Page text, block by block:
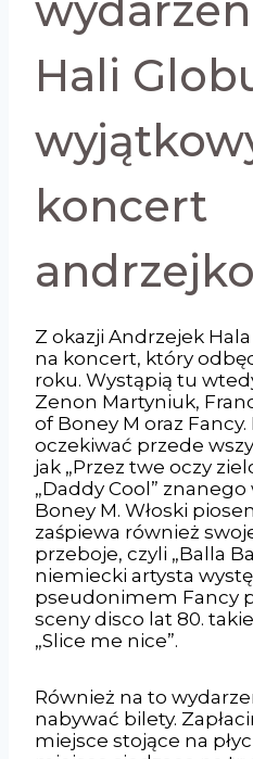
Hali
koncert
Z okazji Andrzejek
na koncert, który
roku. Wystąpią tu
Zenon Martyniuk,
of Boney M oraz
oczekiwać przede
jak „Przez twe oczy
„Daddy Cool”
Boney M. Włoski
zaśpiewa również
przeboje, czyli „Balla
niemiecki artysta
pseudonimem Fancy
sceny disco lat 80.
„Slice me nice”.
Również na to
nabywać bilety.
miejsce stojące na